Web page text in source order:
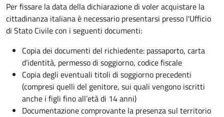
Per fissare la data della dichiarazione di voler acquistare la
cittadinanza italiana è necessario presentarsi presso l'Ufficio
di Stato Civile con i seguenti documenti:
Copia dei documenti del richiedente: passaporto, carta
d’identità, permesso di soggiorno, codice fiscale
Copia degli eventuali titoli di soggiorno precedenti
(compresi quelli del genitore, sui quali vengono iscritti
anche i figli fino all’età di 14 anni)
Documentazione comprovante la presenza sul territorio